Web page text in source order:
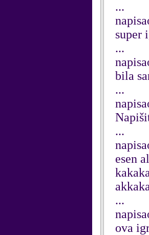
...
super
...
bila
...
...
esen
...
ova